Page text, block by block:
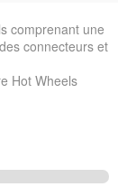
comprenant une
connecteurs et
Hot Wheels